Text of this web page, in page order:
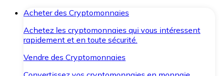
Acheter des Cryptomonnaies
Achetez les cryptomonnaies qui vous intéressent
rapidement et en toute sécurité.
Vendre des Cryptomonnaies